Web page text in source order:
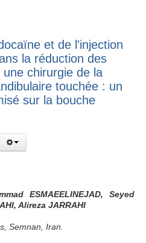
et de l'injection
la réduction des
chirurgie de la
touchée : un
sur la bouche
ESMAEELINEJAD, Seyed
Alireza JARRAHI
Semnan, Iran.